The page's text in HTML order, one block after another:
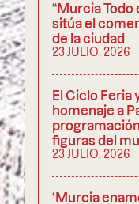
“Murcia Todo
sitúa el
de la ciudad
23 JULIO, 2026
El Ciclo Feria
homenaje a
figuras del
23 JULIO, 2026
‘Murcia